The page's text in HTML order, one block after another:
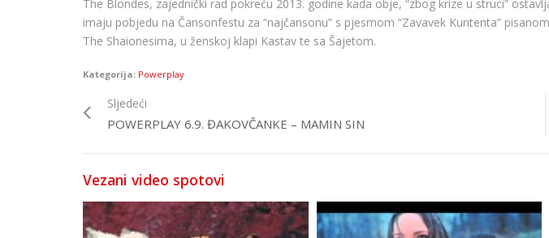
The Blondes, zajednički rad pokreću 2013. godine kada obje, “zbog krize u struci”
imaju pobjedu na Čansonfestu za “najčansonu” s pjesmom “Zavavek Kuntenta”
The Shaionesima, u ženskoj klapi Kastav te sa Šajetom.
Kategorija: Powerplay
Sljedeći
POWERPLAY 6.9. ĐAKOVČANKE – MAMIN SIN
Vezani video spotovi